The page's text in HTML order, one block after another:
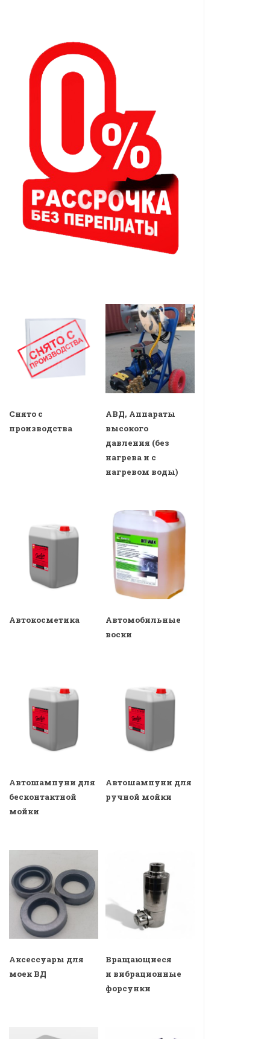
Снято с
производства
АВД, Аппараты
высокого
давления (без
нагрева и с
нагревом воды)
Автокосметика
Автомобильные
воски
Автошампуни для
бесконтактной
мойки
Автошампуни для
ручной мойки
Аксессуары для
моек ВД
Вращающиеся
и вибрационные
форсунки